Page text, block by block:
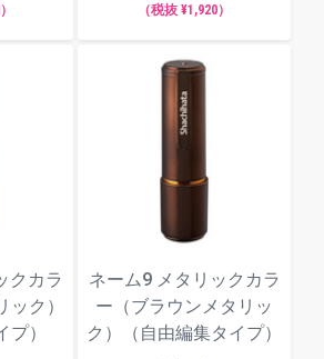
（税抜 ¥1,920）
クカラ
ク）
プ）
ネーム9 メタリックカラ
ー（ブラウンメタリッ
ク）（自由編集タイプ）